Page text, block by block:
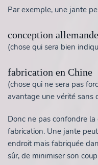
Par exemple, une jante
conception allemande
(chose qui sera bien
fabrication en Chine
(chose qui ne sera pas
avantage une vérité sans
Donc ne pas confondre la
fabrication. Une jante
endroit mais fabriquée
sûr, de minimiser son